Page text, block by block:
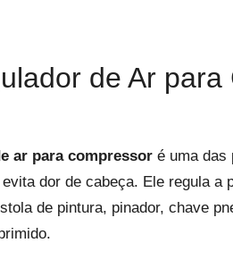
de Ar
ar para compressor é uma das
dor de cabeça. Ele regula a
de pintura, pinador, chave